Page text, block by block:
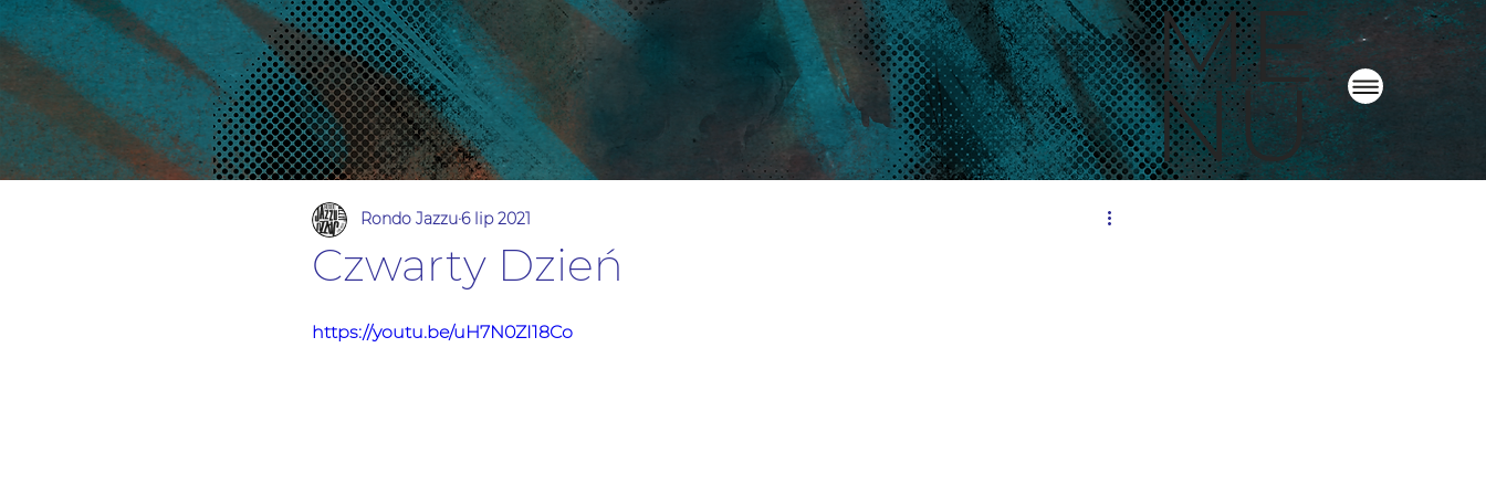
ME
NU
Czwarty Dzień
Rondo Jazzu6 lip 2021
https://youtu.be/uH7N0ZI18Co